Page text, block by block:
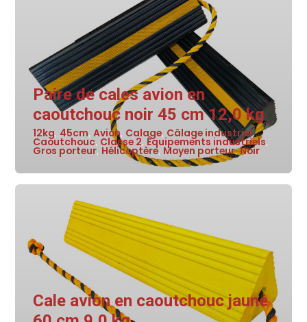
Paire de cales avion en
caoutchouc noir 45 cm 12,0 kg
12kg, 45cm, Avion, Calage, Câlage industriel,
Caoutchouc, Classe 2, Équipements industriels,
Gros porteur, Hélicoptère, Moyen porteur,Noir
Cale avion en caoutchouc jaune